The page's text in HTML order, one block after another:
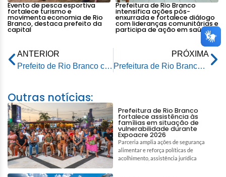
Evento de pesca esportiva
fortalece turismo e
movimenta economia de Rio
Branco, destaca prefeito da
capital
Prefeitura de Rio Branco
intensifica ações pós-
enxurrada e fortalece diálogo
com lideranças comunitárias e
participa de ação em saúde
ANTERIOR
Prefeito de Rio Branco concede entrevista coletiva sobre avaliação dos 100 primeiros dias de gestão
PRÓXIMA
Prefeitura de Rio Branco realiza serviço de drenagem e pavimentação asfáltica em rotatória na Getúlio Vargas
Outras notícias:
Prefeitura de Rio Branco
fortalece assistência às
famílias em situação de
vulnerabilidade durante
Expoacre 2026
Parceria amplia ações de segurança
alimentar e reforça políticas de
acolhimento, assistência jurídica